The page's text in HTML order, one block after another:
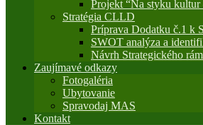
Projekt “Na styku kultur
Stratégia CLLD
Príprava Dodatku č.1 k
SWOT analýza a
Návrh Strategického
Zaujímavé odkazy
Fotogaléria
Ubytovanie
Spravodaj MAS
Kontakt